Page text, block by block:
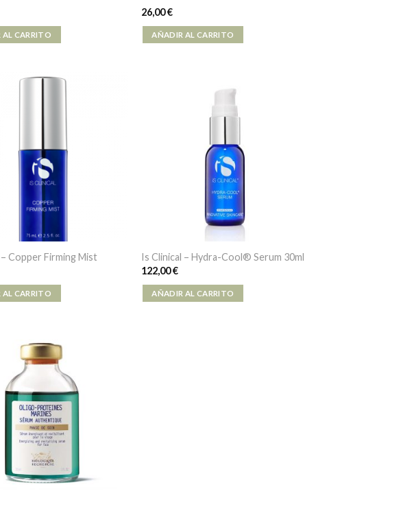
AL CARRITO
26,00€
AÑADIR AL CARRITO
Copper Firming Mist
AL CARRITO
Is Clinical – Hydra-Cool® Serum 30ml
122,00€
AÑADIR AL CARRITO